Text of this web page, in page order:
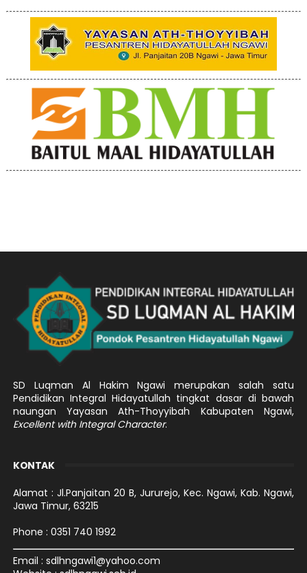
SD Luqman Al Hakim Ngawi merupakan salah satu
Pendidikan Integral Hidayatullah tingkat dasar di bawah
naungan Yayasan Ath-Thoyyibah Kabupaten Ngawi,
Excellent with Integral Character.
KONTAK
Alamat : Jl.Panjaitan 20 B, Jururejo, Kec. Ngawi, Kab. Ngawi,
Jawa Timur, 63215
Phone : 0351 740 1992
Email : sdlhngawi1@yahoo.com